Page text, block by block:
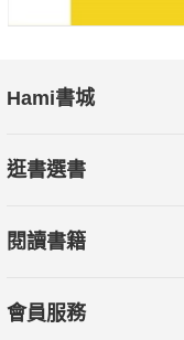
Hami書城
逛書選書
閱讀書籍
會員服務